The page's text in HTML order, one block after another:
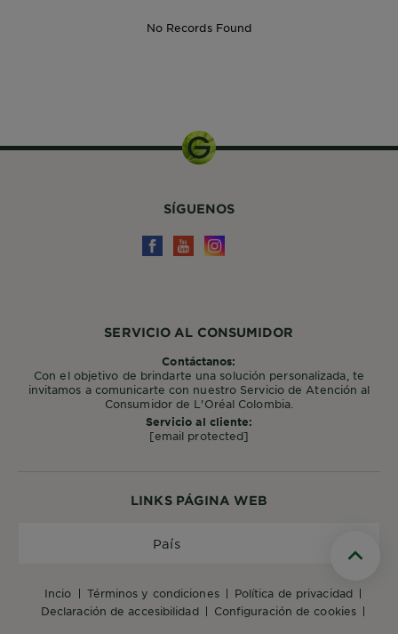
No Records Found
LINKS PÁGINA WEB
incio términos y condiciones
política de privacidad
declaración de accesibilidad
configuración de cookies
País
SERVICIO AL CONSUMIDOR
Contáctanos:
Con el objetivo de brindarte una solución personalizada, te
invitamos a comunicarte con nuestro Servicio de Atención al
Consumidor de L'Oréal Colombia.
Servicio al cliente:
[email protected]
SÍGUENOS
Scroll